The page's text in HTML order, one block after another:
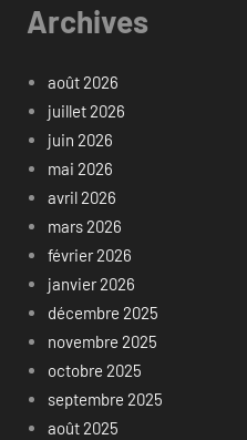
Archives
août 2026
juillet 2026
juin 2026
mai 2026
avril 2026
mars 2026
février 2026
janvier 2026
décembre 2025
novembre 2025
octobre 2025
septembre 2025
août 2025